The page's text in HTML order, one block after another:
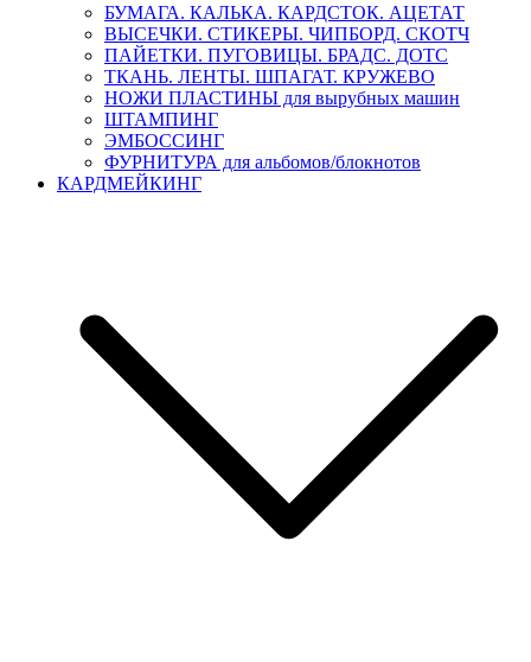
БУМАГА. КАЛЬКА. КАРДСТОК. АЦЕТАТ
ВЫСЕЧКИ. СТИКЕРЫ. ЧИПБОРД. СКОТЧ
ПАЙЕТКИ. ПУГОВИЦЫ. БРАДС. ДОТС
ТКАНЬ. ЛЕНТЫ. ШПАГАТ. КРУЖЕВО
НОЖИ ПЛАСТИНЫ для вырубных машин
ШТАМПИНГ
ЭМБОССИНГ
ФУРНИТУРА для альбомов/блокнотов
КАРДМЕЙКИНГ